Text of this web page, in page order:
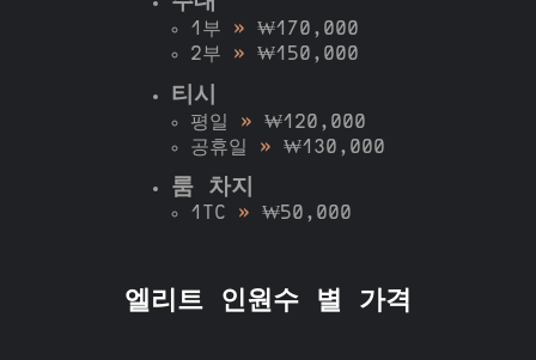
1부 » ₩170,000
2부 » ₩150,000
티시
평일 » ₩120,000
공휴일 » ₩130,000
룸 차지
1TC » ₩50,000
엘리트 인원수 별 가격